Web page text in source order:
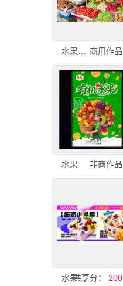
商用作品
水果 非商作品
水果切盘 水果捞
共享分： 200